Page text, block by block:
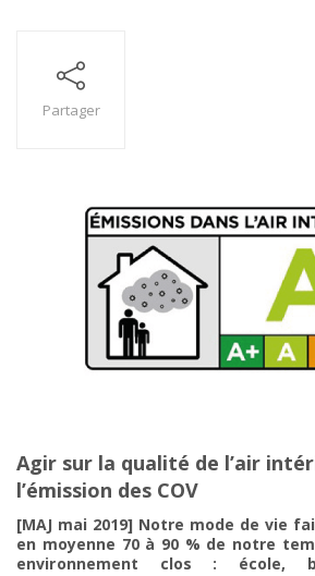
Partager
Agir sur la qualité de l’air
l’émission des COV
[MAJ mai 2019] Notre mode de vie
en moyenne 70 à 90 % de notre
environnement clos : école,